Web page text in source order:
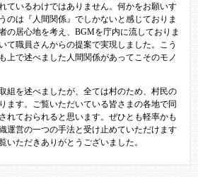
ているわけではありません。何かをお願いす
のは『人間関係』でしかないと感じておりま
の居心地を考え、BGMを庁内に流しておりま
て職員さんからの提案で実現しました。こう
上で述べました人間関係があってこそのモノ
組を述べましたが、全ては村のため、村民の
ます。ご覧いただいている皆さまの各地で同
れておられると思います。ぜひとも軽率かも
運営の一つの手法と受け止めていただけます
いただきありがとうございました。